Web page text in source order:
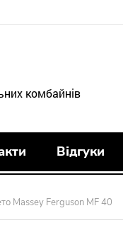
комбайнів
Відгуки
Massey Ferguson MF 40